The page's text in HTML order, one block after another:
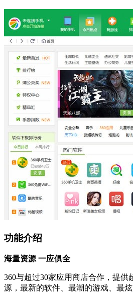
功能介绍
海量资源 一应俱全
360与超过30家应用商店合作，提供
源，最新的软件、最潮的游戏、最